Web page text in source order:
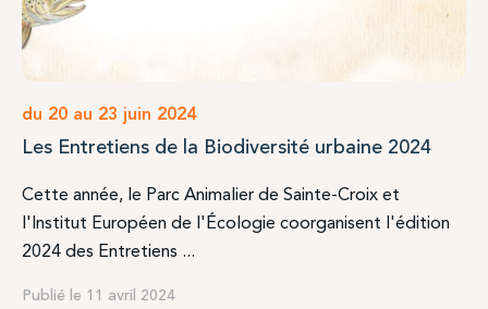
du 20 au 23 juin 2024
Les Entretiens de la Biodiversité urbaine 2024
Cette année, le Parc Animalier de Sainte-Croix et
l'Institut Européen de l'Écologie coorganisent l'édition
2024 des Entretiens ...
Publié le 11 avril 2024